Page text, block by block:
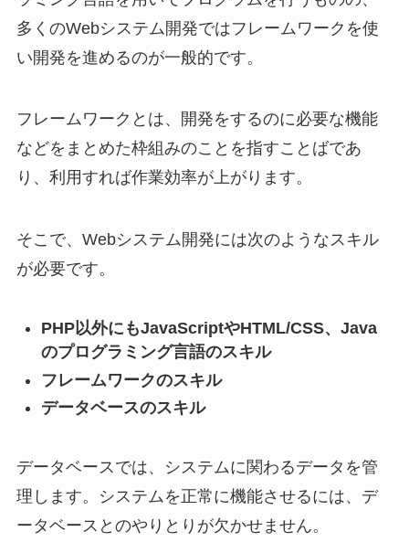
多くのWebシステム開発ではフレームワークを使
い開発を進めるのが一般的です。
フレームワークとは、開発をするのに必要な機能
などをまとめた枠組みのことを指すことばであ
り、利用すれば作業効率が上がります。
そこで、Webシステム開発には次のようなスキル
が必要です。
PHP以外にもJavaScriptやHTML/CSS、Java
のプログラミング言語のスキル
フレームワークのスキル
データベースのスキル
データベースでは、システムに関わるデータを管
理します。システムを正常に機能させるには、デ
ータベースとのやりとりが欠かせません。